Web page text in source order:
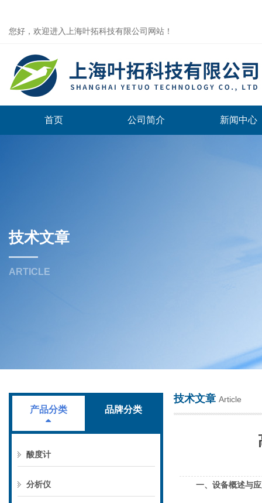
您好，欢迎进入上海叶拓科技有限公司网站！
首页 公司简介 新闻中心
技术文章
ARTICLE
产品分类 品牌分类
酸度计
分析仪
技术文章 Article
一、设备概述与